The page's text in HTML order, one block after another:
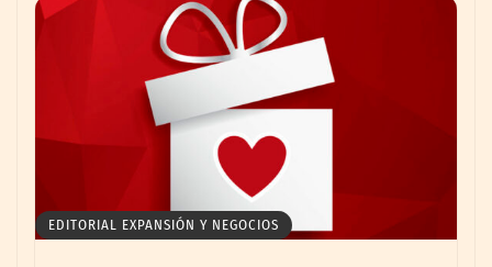
pisos deportivos para gimnasios en México
EDITORIAL EXPANSIÓN Y NEGOCIOS